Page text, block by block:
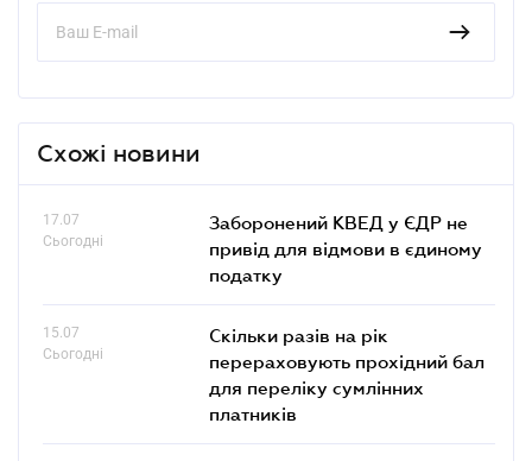
Схожі новини
17.07
Сьогодні
Заборонений КВЕД у ЄДР не
привід для відмови в єдиному
податку
15.07
Сьогодні
Скільки разів на рік
перераховують прохідний бал
для переліку сумлінних
платників